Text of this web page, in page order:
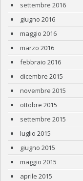
settembre 2016
giugno 2016
maggio 2016
marzo 2016
febbraio 2016
dicembre 2015
novembre 2015
ottobre 2015
settembre 2015
luglio 2015
giugno 2015
maggio 2015
aprile 2015